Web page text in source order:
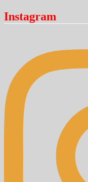
Instagram